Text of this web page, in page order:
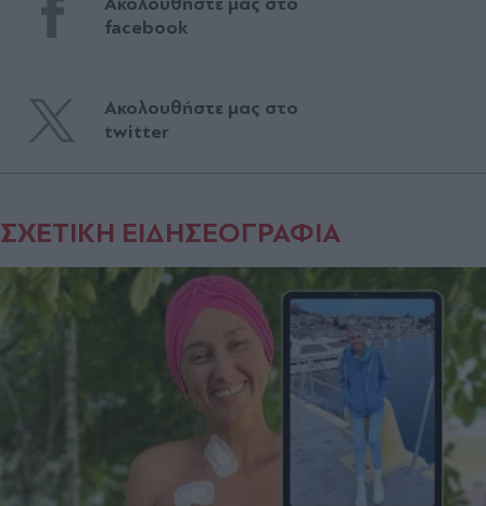
facebook
Ακολουθήστε μας στο
twitter
ΣΧΕΤΙΚΗ ΕΙΔΗΣΕΟΓΡΑΦΙΑ